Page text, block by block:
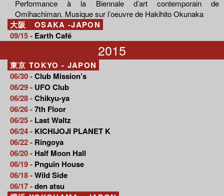
Performance à la Biennale d’art contemporain de
Omihachiman. Musique sur l’oeuvre de Hakihito Okunaka
大阪 OSAKA -JAPON
09/15 - Earth Café
2015
東京 TOKYO - JAPON
06/30 -Club Mission’s
06/29 - UFO Club
06/28 -Chikyu-ya
06/26 -7th Floor
06/25 - Last Waltz
06/24 - KICHIJOJI PLANET K
06/22 - Ringoya
06/20 - Half Moon Hall
06/19 - Pnguin House
06/18 -Wild Side
06/17 -den atsu